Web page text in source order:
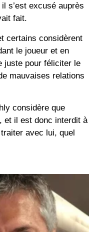
s’est excusé auprès
fait.
certains considèrent
le joueur et en
juste pour féliciter le
mauvaises relations
considère que
et il est donc interdit à
avec lui, quel